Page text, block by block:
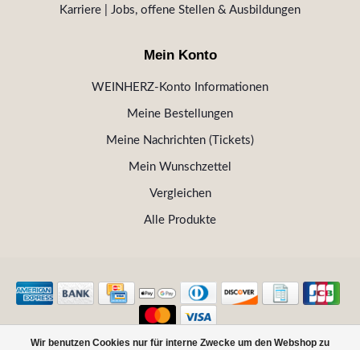
Wir benutzen Cookies nur für interne Zwecke um den Webshop zu
Karriere | Jobs, offene Stellen & Ausbildungen
Mein Konto
WEINHERZ-Konto Informationen
Meine Bestellungen
Meine Nachrichten (Tickets)
Mein Wunschzettel
Vergleichen
Alle Produkte